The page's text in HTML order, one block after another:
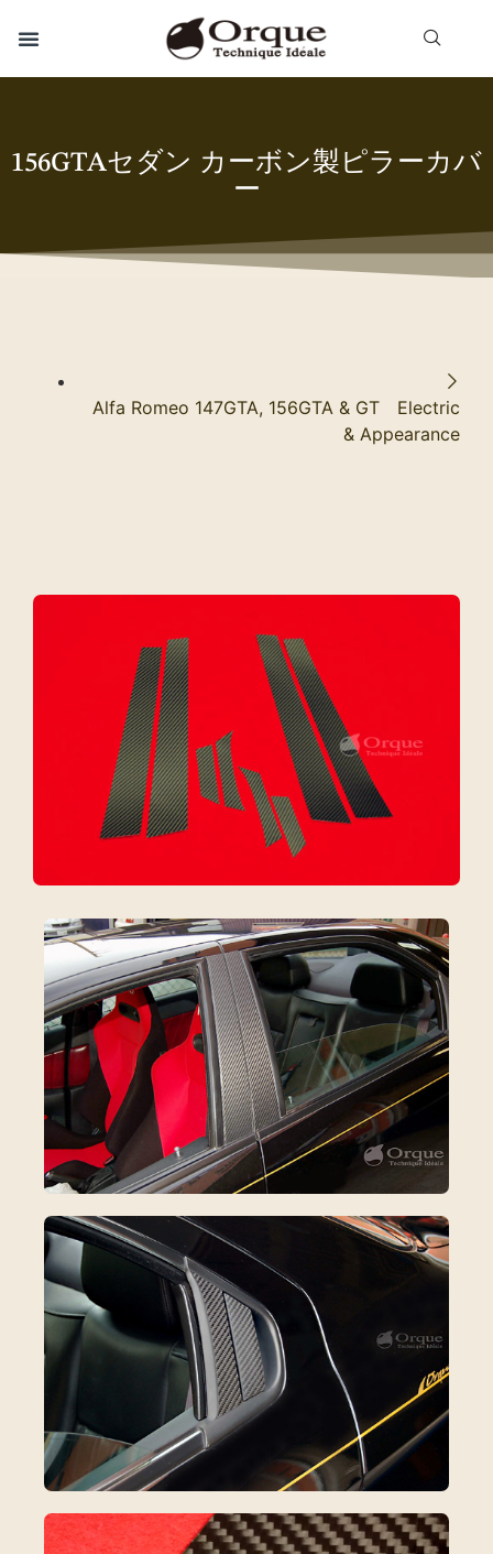
156GTAセダン カーボン製ピラーカバ
ー
Alfa Romeo 147GTA, 156GTA & GT Electric
& Appearance